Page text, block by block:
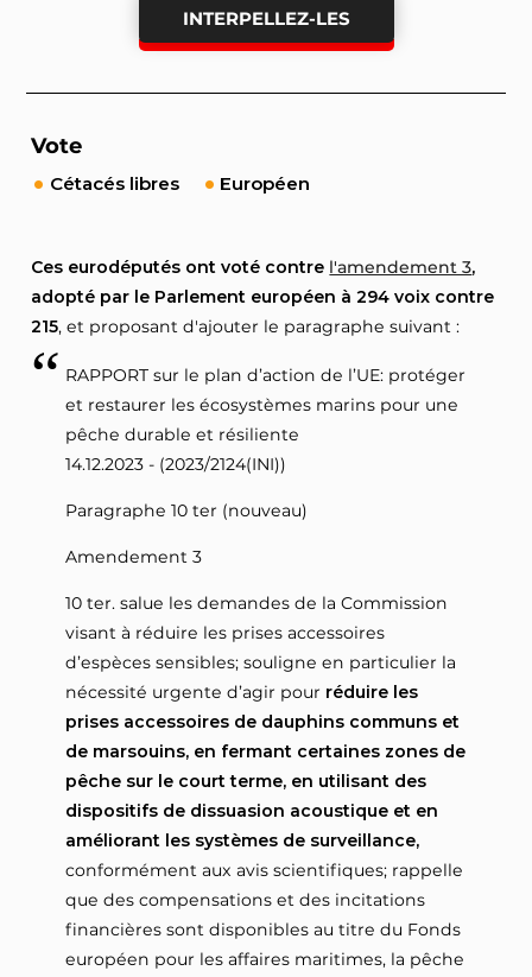
INTERPELLEZ-LES
Vote
Cétacés libres Européen
Ces eurodéputés ont voté contre l'amendement 3,
adopté par le Parlement européen à 294 voix contre
215, et proposant d'ajouter le paragraphe suivant :
RAPPORT sur le plan d’action de l’UE: protéger
et restaurer les écosystèmes marins pour une
pêche durable et résiliente
14.12.2023 - (2023/2124(INI))
Paragraphe 10 ter (nouveau)
Amendement 3
10 ter. salue les demandes de la Commission
visant à réduire les prises accessoires
d’espèces sensibles; souligne en particulier la
nécessité urgente d’agir pour réduire les
prises accessoires de dauphins communs et
de marsouins, en fermant certaines zones de
pêche sur le court terme, en utilisant des
dispositifs de dissuasion acoustique et en
améliorant les systèmes de surveillance,
conformément aux avis scientifiques; rappelle
que des compensations et des incitations
financières sont disponibles au titre du Fonds
européen pour les affaires maritimes, la pêche